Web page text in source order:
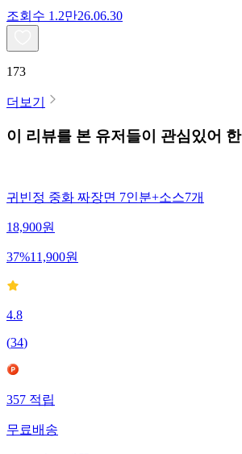
조회수 1.2만26.06.30
173
더보기
이 리뷰를 본 유저들이 관심있어
귀빈정 중화 짜장면 7인분+소스7개
18,900원
37%11,900원
4.8
(34)
357적립
무료배송